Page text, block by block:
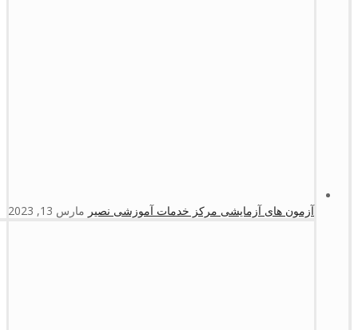
آزمون های آزمایشی مرکز خدمات آموزشی نصیر مارس 13, 2023